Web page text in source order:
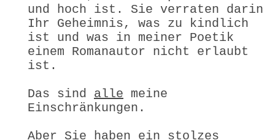
und hoch ist. Sie verraten darin
Ihr Geheimnis, was zu kindlich
ist und was in meiner Poetik
einem Romanautor nicht erlaubt
ist.
Das sind alle meine
Einschränkungen.
Aber Sie haben ein stolzes